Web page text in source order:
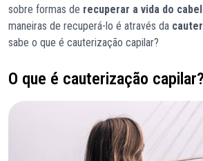
sobre formas de recuperar a vida do
maneiras de recuperá-lo é através da
sabe o que é cauterização capilar?
O que é cauterização capilar?